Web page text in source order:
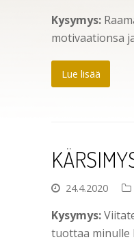
Kysymys:
motivaationsa
Lue lisää
24.4.2020
Kysymys:
tuottaa minulle